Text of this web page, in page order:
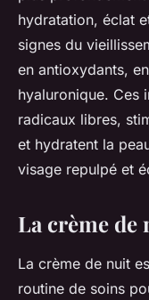
hydratation, éclat
signes du
en antioxydants,
hyaluronique. Ces
radicaux libres,
et hydratent la
visage repulpé et
La crème
La crème de nuit
routine de soins